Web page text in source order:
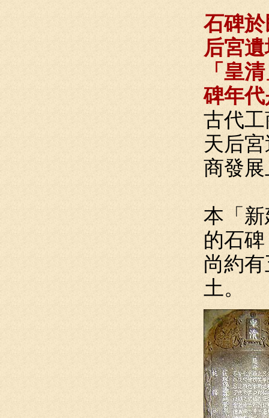
石碑
后宮
「皇
碑年
古代
天后
商發
本「
的石
尚約
土。